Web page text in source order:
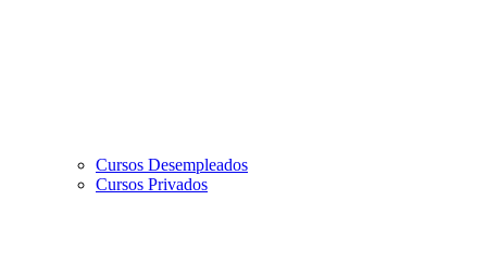
Cursos Desempleados
Cursos Privados